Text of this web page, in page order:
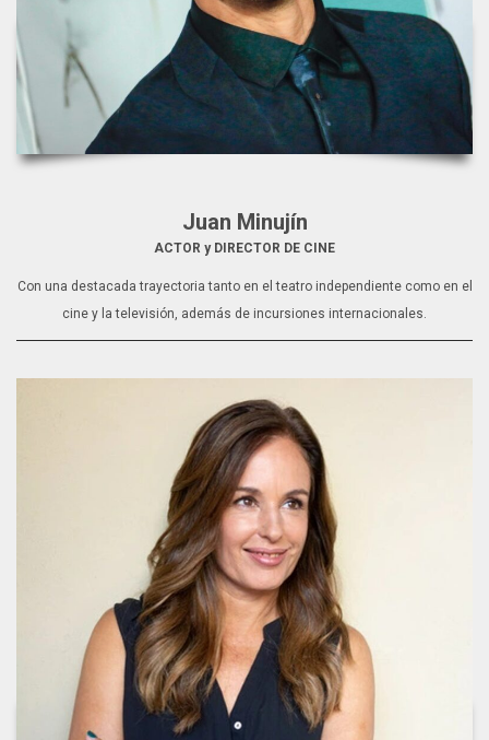
Juan Minujín
ACTOR y DIRECTOR DE CINE
Con una destacada trayectoria tanto en el teatro independiente como en el
cine y la televisión, además de incursiones internacionales.